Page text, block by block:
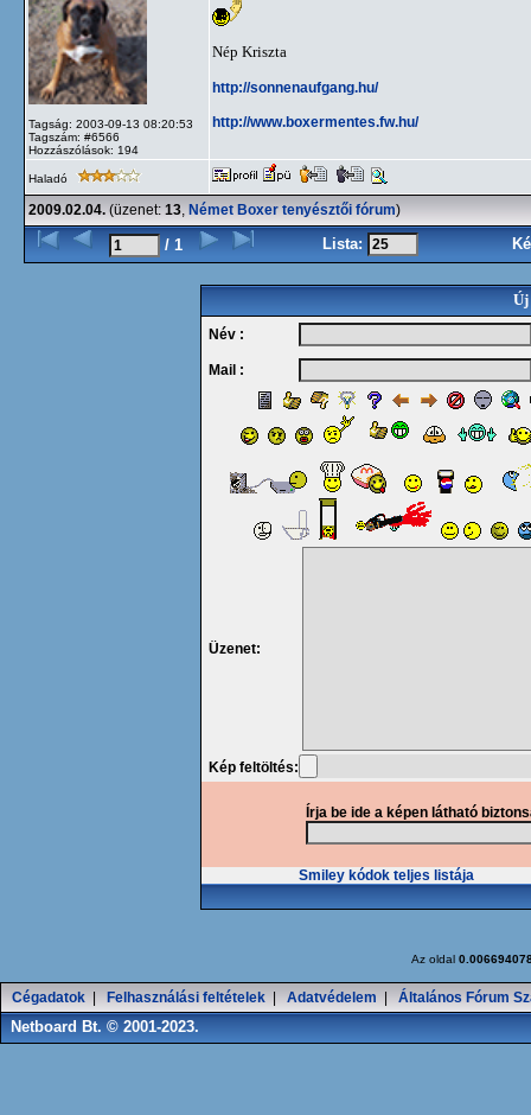
Tagság: 2003-09-13 08:20:53
Tagszám: #6566
Hozzászólások: 194
Nép Kriszta
http://sonnenaufgang.hu/
http://www.boxermentes.fw.hu/
Haladó
2009.02.04. (üzenet: 13, Német Boxer tenyésztői fórum)
/ 1 Lista:
Új
Név :
Mail :
Üzenet:
Kép feltöltés:
Írja be ide a képen látható
Smiley kódok teljes listája
Az oldal
Cégadatok Felhasználási feltételek Adatvédelem Általános Fórum
Netboard Bt. © 2001-2023.